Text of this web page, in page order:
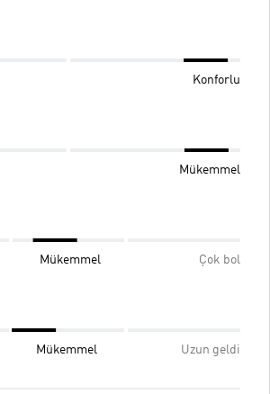
Konforlu
Mükemmel
Mükemmel Çok bol
Mükemmel Uzun geldi